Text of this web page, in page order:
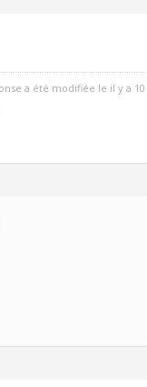
a été modifiée le il y a